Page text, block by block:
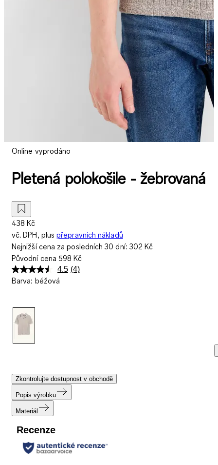
Online vyprodáno
Pletená polokošile - žebrovaná
438 Kč
vč. DPH, plus přepravních nákladů
Nejnižší cena za posledních 30 dní: 302 Kč
Původní cena 598 Kč
4.5 Přečtěte
(4)
Barva: béžová
Zkontrolujte dostupnost v obchodě
Popis výrobku
Materiál
Recenze